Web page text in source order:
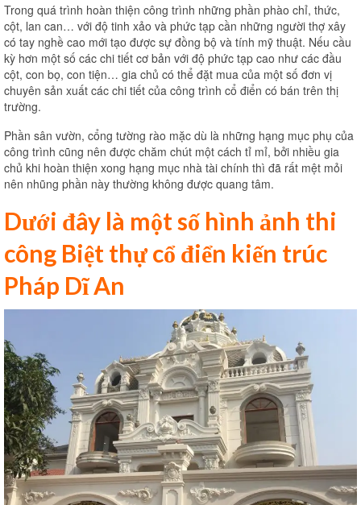
Trong quá trình hoàn thiện công trình những phần phào chỉ, thức,
cột, lan can… với độ tinh xảo và phức tạp cần những người thợ xây
có tay nghề cao mới tạo được sự đồng bộ và tính mỹ thuật. Nếu cầu
kỳ hơn một số các chi tiết cơ bản với độ phức tạp cao như các đầu
cột, con bọ, con tiện… gia chủ có thể đặt mua của một số đơn vị
chuyên sản xuất các chi tiết của công trình cổ điển có bán trên thị
trường.
Phần sân vườn, cổng tường rào mặc dù là những hạng mục phụ của
công trình cũng nên được chăm chút một cách tỉ mỉ, bởi nhiều gia
chủ khi hoàn thiện xong hạng mục nhà tài chính thì đã rất mệt mỏi
nên nhũng phần này thường không được quang tâm.
Dưới đây là một số hình ảnh thi
công Biệt thự cổ điển kiến trúc
Pháp Dĩ An